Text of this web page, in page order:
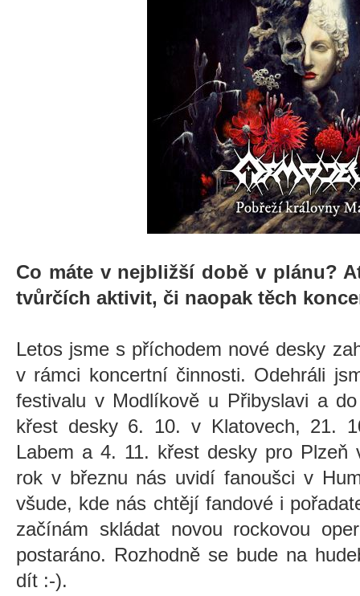
Co máte v nejbližší době v plánu?
tvůrčích aktivit, či naopak těch
Letos jsme s příchodem nové desky
v rámci koncertní činnosti. Odehráli
festivalu v Modlíkově u Přibyslavi a
křest desky 6. 10. v Klatovech, 21.
Labem a 4. 11. křest desky pro
rok v březnu nás uvidí fanoušci v
všude, kde nás chtějí fandové i
začínám skládat novou rockovou
postaráno. Rozhodně se bude na
dít :-).